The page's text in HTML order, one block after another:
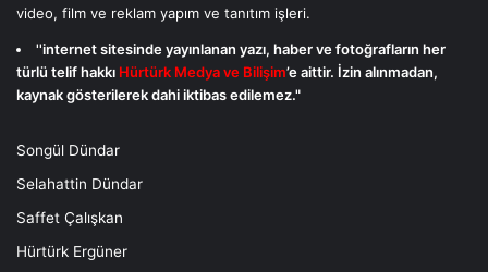
video, film ve reklam yapım ve tanıtım işleri.
''internet sitesinde yayınlanan yazı, haber ve fotoğrafların her
türlü telif hakkı Hürtürk Medya ve Bilişim’e aittir. İzin alınmadan,
kaynak gösterilerek dahi iktibas edilemez."
Songül Dündar
Selahattin Dündar
Saffet Çalışkan
Hürtürk Ergüner